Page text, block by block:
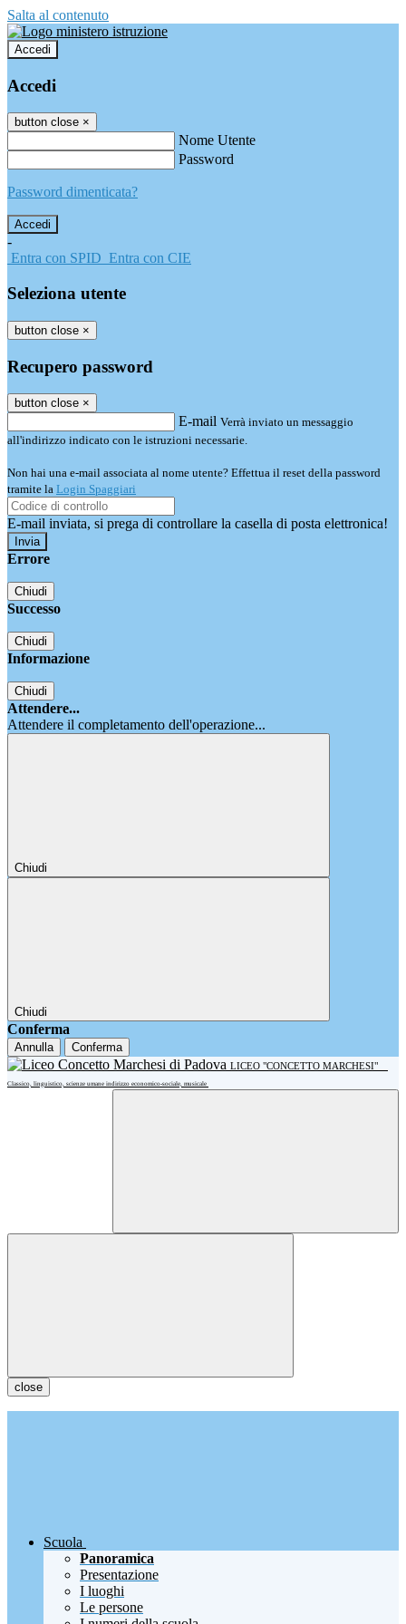
Salta al contenuto
Accedi
Accedi
button close ×
Nome Utente
Password
Password dimenticata?
-
Entra con SPID Entra con CIE
Seleziona utente
button close ×
Recupero password
button close ×
E-mail Verrà inviato un messaggio
all'indirizzo indicato con le istruzioni necessarie.
Non hai una e-mail associata al nome utente? Effettua il reset della password
tramite la Login Spaggiari
E-mail inviata, si prega di controllare la casella di posta elettronica!
Errore
Chiudi
Successo
Chiudi
Informazione
Chiudi
Attendere...
Attendere il completamento dell'operazione...
Chiudi
Chiudi
Conferma
Annulla Conferma
LICEO "CONCETTO MARCHESI"
Classico, linguistico, scienze umane indirizzo economico-sociale, musicale
close
Scuola
Panoramica
Presentazione
I luoghi
Le persone